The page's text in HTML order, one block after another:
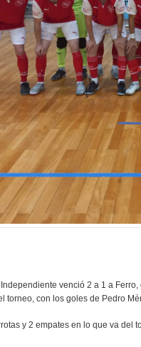
venció 2 a 1 a
torneo, con los goles de Pedro
y 2 empates en lo que va del